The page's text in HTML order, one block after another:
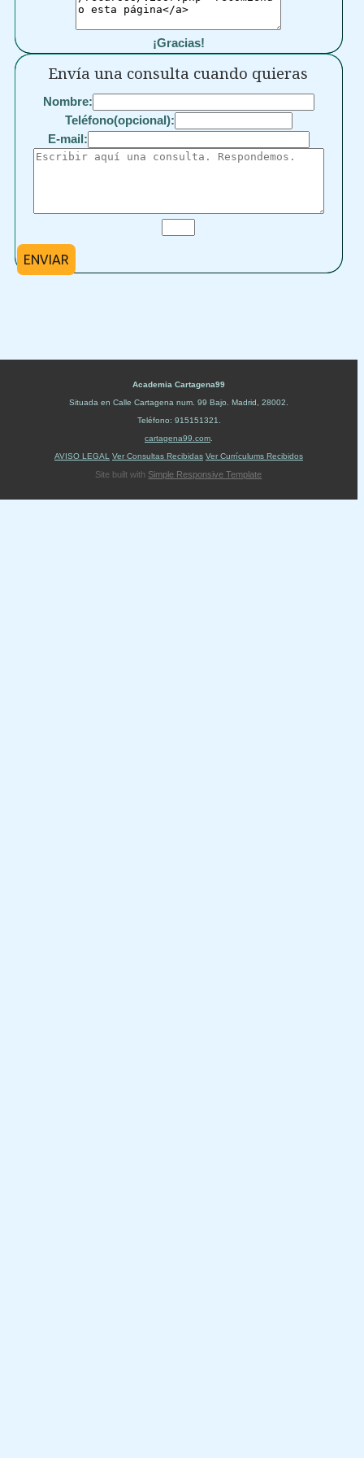
¡Gracias!
Envía una consulta cuando quieras
Nombre:
Teléfono(opcional):
E-mail:
ENVIAR
Academia Cartagena99
Situada en Calle Cartagena num. 99 Bajo Madrid 28002
Teléfono: 915151321
cartagena99.com
AVISO LEGAL
Ver Consultas Recibidas Ver Currículums Recibidos
Site built with Simple Responsive Template